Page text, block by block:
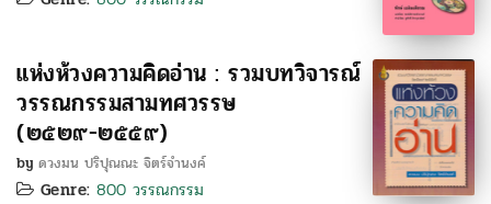
แห่งห้วงความคิดอ่าน : รวมบทวิจารณ์
วรรณกรรมสามทศวรรษ
(๒๕๒๙-๒๕๕๙)
by ดวงมน ปริปุณณะ จิตร์จำนงค์
Genre: 800 วรรณกรรม